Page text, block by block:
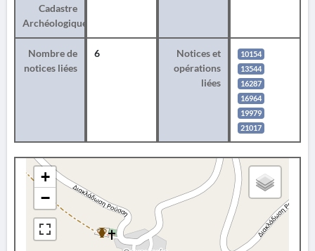
Cadastre
Archéologique
Nombre de
notices liées
6
Notices et
opérations
liées
10154
13544
16287
16964
19979
21017
+
−